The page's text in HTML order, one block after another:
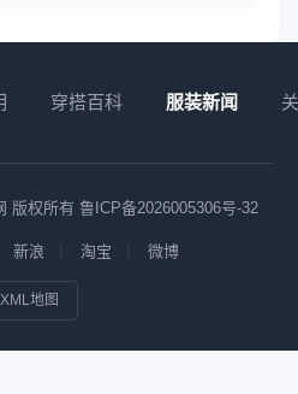
穿搭百科 服装新闻
版权所有 鲁ICP备2026005306号-32
新浪 淘宝 微博
XML地图